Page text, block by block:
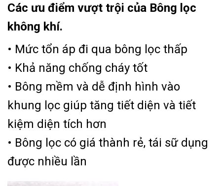
Các ưu điểm vượt trội của Bông lọc
không khí.
• Mức tổn áp đi qua bông lọc thấp
• Khả năng chống cháy tốt
• Bông mềm và dễ định hình vào
khung lọc giúp tăng tiết diện và tiết
kiệm diện tích hơn
• Bông lọc có giá thành rẻ, tái sữ dụng
được nhiều lần